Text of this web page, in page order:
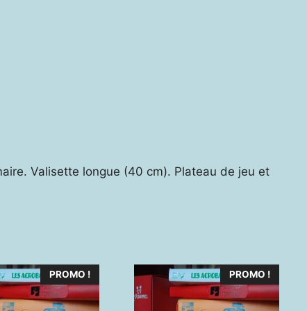
Valisette longue (40 cm). Plateau de jeu et
PROMO ! PROMO !